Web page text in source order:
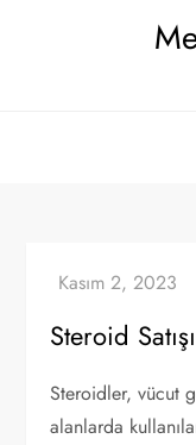
Steroid Satışı
Steroidler, vücut
alanlarda